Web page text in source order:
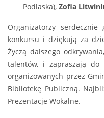
Podlaska), Zofia
Organizatorzy serdecznie
konkursu i dziękują za
Życzą dalszego
talentów, i zapraszają do
organizowanych przez
Bibliotekę Publiczną.
Prezentacje Wokalne.